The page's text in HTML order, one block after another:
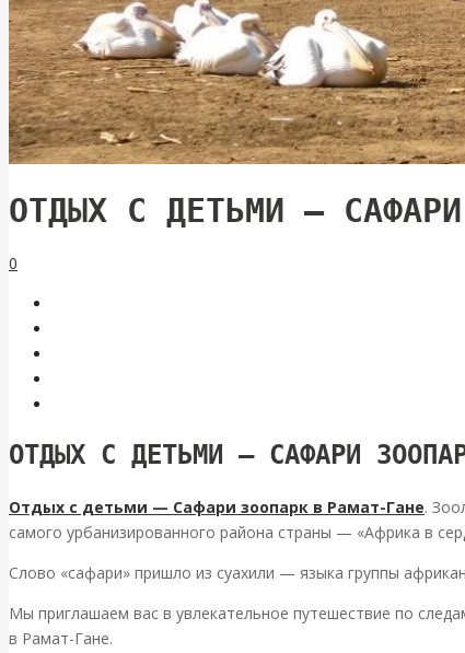
ОТДЫХ С ДЕТЬМИ —
0
ОТДЫХ С ДЕТЬМИ — САФАРИ
Отдых с детьми — Сафари зоопарк в Рамат-Гане.
самого урбанизированного района страны — «Африка в
Слово «сафари» пришло из суахили — языка группы
Мы приглашаем вас в увлекательное путешествие по
в Рамат-Гане.